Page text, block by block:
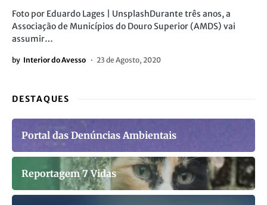
Foto por Eduardo Lages | UnsplashDurante três anos, a
Associação de Municípios do Douro Superior (AMDS) vai
assumir…
by Interior do Avesso 23 de Agosto, 2020
DESTAQUES
Portal das Denúncias Ambientais
Reportagem 7 Vidas